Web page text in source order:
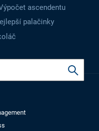
ascendentu
palačinky